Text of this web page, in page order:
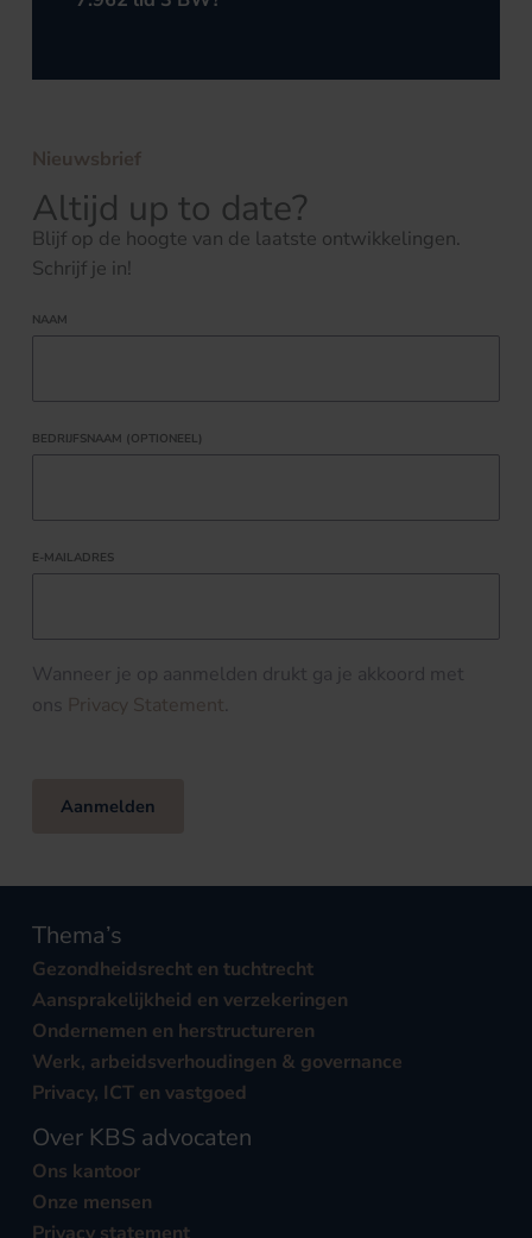
Nieuwsbrief
Altijd up to date?
Blijf op de hoogte van de laatste ontwikkelingen.
Schrijf je in!
NAAM
BEDRIJFSNAAM (OPTIONEEL)
E-MAILADRES
Wanneer je op aanmelden drukt ga je akkoord met
ons Privacy Statement.
Aanmelden
Thema’s
Gezondheidsrecht en tuchtrecht
Aansprakelijkheid en verzekeringen
Ondernemen en herstructureren
Werk, arbeidsverhoudingen & governance
Privacy, ICT en vastgoed
Over KBS advocaten
Ons kantoor
Onze mensen
Privacy statement